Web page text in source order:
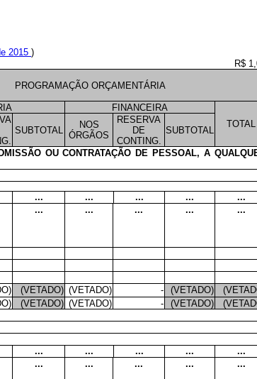
2015 )
R$
PROGRAMAÇÃO ORÇAMENTÁRIA
FINANCEIRA
TOTAL
SUBTOTAL
NOS
ÓRGÃOS
RESERVA
DE
CONTING.
SUBTOTAL
OU CONTRATAÇÃO DE PESSOAL, A
... ... ... ...
...
... ... ... ... ...
(VETADO) (VETADO) - (VETADO)
(VETADO) (VETADO) - (VETADO)
... ... ... ...
...
... ... ... ... ...